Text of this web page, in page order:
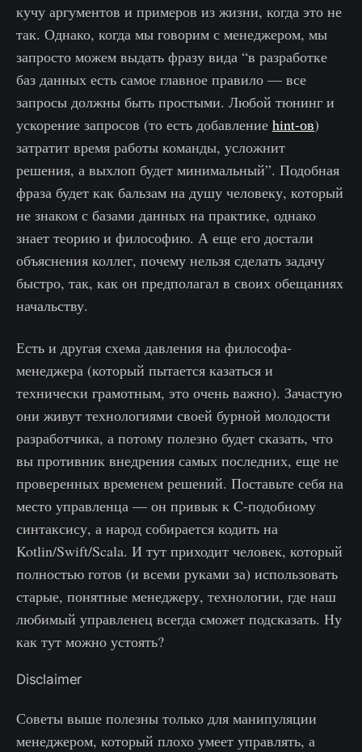
кучу аргументов и примеров из жизни, когда это не
так. Однако, когда мы говорим с менеджером, мы
запросто можем выдать фразу вида “в разработке
баз данных есть самое главное правило — все
запросы должны быть простыми. Любой тюнинг и
ускорение запросов (то есть добавление hint-ов)
затратит время работы команды, усложнит
решения, а выхлоп будет минимальный”. Подобная
фраза будет как бальзам на душу человеку, который
не знаком с базами данных на практике, однако
знает теорию и философию. А еще его достали
объяснения коллег, почему нельзя сделать задачу
быстро, так, как он предполагал в своих обещаниях
начальству.
Есть и другая схема давления на философа-
менеджера (который пытается казаться и
технически грамотным, это очень важно). Зачастую
они живут технологиями своей бурной молодости
разработчика, а потому полезно будет сказать, что
вы противник внедрения самых последних, еще не
проверенных временем решений. Поставьте себя на
место управленца — он привык к C-подобному
синтаксису, а народ собирается кодить на
Kotlin/Swift/Scala. И тут приходит человек, который
полностью готов (и всеми руками за) использовать
старые, понятные менеджеру, технологии, где наш
любимый управленец всегда сможет подсказать. Ну
как тут можно устоять?
Disclaimer
Советы выше полезны только для манипуляции
менеджером, который плохо умеет управлять, а